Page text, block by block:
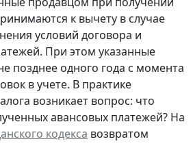
к вычету в случае
условий договора и
При этом указанные
позднее одного года с момента
в учете. В практике
возникает вопрос: что
авансовых платежей? На
кодекса возвратом